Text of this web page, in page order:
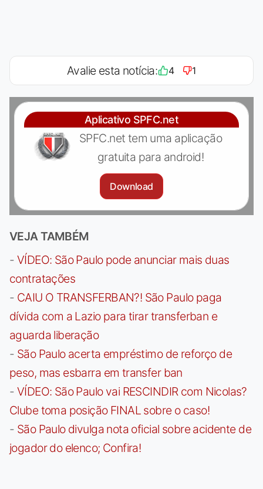
Avalie esta notícia: 4 1
Aplicativo SPFC.net
SPFC.net tem uma aplicação
gratuita para android!
Download
VEJA TAMBÉM
- VÍDEO: São Paulo pode anunciar mais duas
contratações
- CAIU O TRANSFERBAN?! São Paulo paga
dívida com a Lazio para tirar transferban e
aguarda liberação
- São Paulo acerta empréstimo de reforço de
peso, mas esbarra em transfer ban
- VÍDEO: São Paulo vai RESCINDIR com Nicolas?
Clube toma posição FINAL sobre o caso!
- São Paulo divulga nota oficial sobre acidente de
jogador do elenco; Confira!